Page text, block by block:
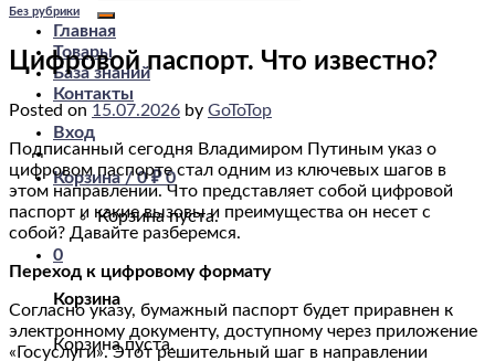
Главная
Товары
База знаний
Контакты
Вход
Корзина /0₽ 0
Корзина пуста.
0
Корзина
Корзина пуста.
Без рубрики
Цифровой паспорт. Что известно?
Posted on 15.07.2026 by GoToTop
Подписанный сегодня Владимиром Путиным указ о
цифровом паспорте стал одним из ключевых шагов в
этом направлении. Что представляет собой цифровой
паспорт и какие вызовы и преимущества он несет с
собой? Давайте разберемся.
Переход к цифровому формату
Согласно указу, бумажный паспорт будет приравнен к
электронному документу, доступному через приложение
«Госуслуги». Этот решительный шаг в направлении